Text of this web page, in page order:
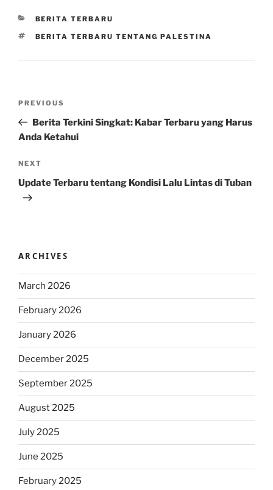
CATEGORIES
BERITA TERBARU
TAGS
BERITA TERBARU TENTANG PALESTINA
Previous
Post
PREVIOUS
Berita Terkini Singkat: Kabar Terbaru yang Harus
Anda Ketahui
Next
Post
NEXT
Update Terbaru tentang Kondisi Lalu Lintas di Tuban
ARCHIVES
March 2026
February 2026
January 2026
December 2025
September 2025
August 2025
July 2025
June 2025
February 2025